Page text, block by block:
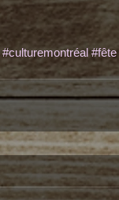
#culturemontréal #fête